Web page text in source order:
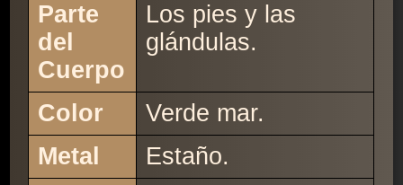
Parte
del
Cuerpo
Los pies y las
glándulas.
Color
Verde mar.
Metal
Estaño.